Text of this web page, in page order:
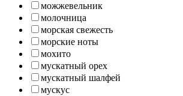
можжевельник
молочница
морская свежесть
морские ноты
мохито
мускатный орех
мускатный шалфей
мускус